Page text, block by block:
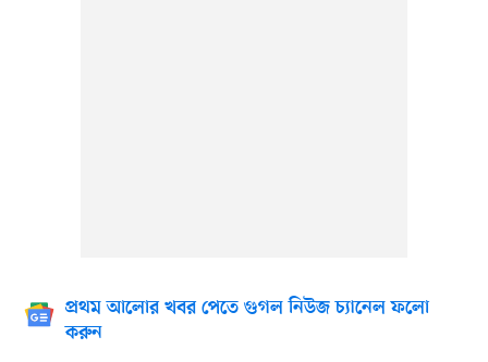
প্রথম আলোর খবর পেতে গুগল নিউজ চ্যানেল ফলো
করুন